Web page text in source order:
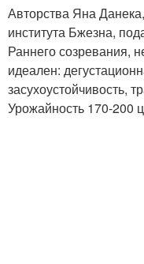
Авторства Яна
института Бжезна,
Раннего созревания,
идеален:
засухоустойчивость,
Урожайность 170-200